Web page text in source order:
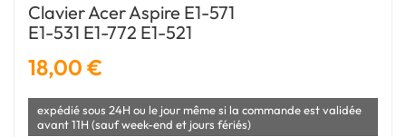
Clavier Acer Aspire E1-571
E1-531 E1-772 E1-521
18,00 €
expédié sous 24H ou le jour même si la commande est validée
avant 11H (sauf week-end et jours fériés)